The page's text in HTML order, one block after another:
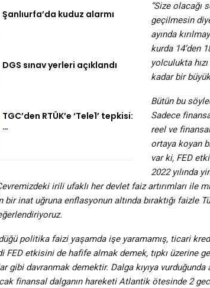
Şanlıurfa’da kuduz alarmı
DGS sınav yerleri açıklandı
TGC’den RTÜK’e ‘Tele1’ tepkisi:
…
“Size olacağı
geçilmesin
ayında
kurda 14’den
yolculukta
kadar bir
Bütün bu
Sadece
reel ve
ortaya koyan
var ki, FED
2022 yılında
irili ufaklı her devlet faiz artırımları ile
bir inat uğruna enflasyonun altında bıraktığı faizle
politika faizi yaşamda işe yaramamış, ticari
FED etkisini de hafife almak demek, tıpkı üzerine
gibi davranmak demektir. Dalga kıyıya
finansal dalganın hareketi Atlantik ötesinde 2